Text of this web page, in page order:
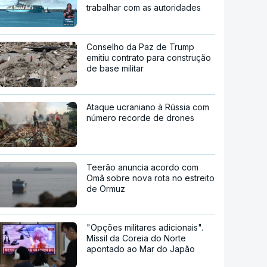
trabalhar com as autoridades
Conselho da Paz de Trump
emitiu contrato para construção
de base militar
Ataque ucraniano à Rússia com
número recorde de drones
Teerão anuncia acordo com
Omã sobre nova rota no estreito
de Ormuz
"Opções militares adicionais".
Míssil da Coreia do Norte
apontado ao Mar do Japão